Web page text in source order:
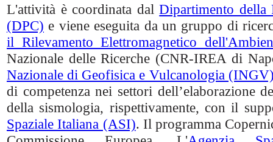
L'attività è coordinata dalDipartimento della
(DPC) e viene eseguita da un gruppo di
il Rilevamento Elettromagnetico
Nazionale delle Ricerche (CNR-IREA di
Nazionale di Geofisica e Vulcanologia
di competenza nei settori dell’elaborazione
della sismologia, rispettivamente, con il
Spaziale Italiana (ASI). Il programma